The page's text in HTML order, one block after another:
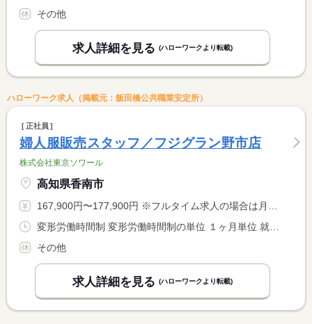
その他
求人詳細を見る (ハローワークより転載)
ハローワーク求人（掲載元：飯田橋公共職業安定所）
正社員
婦人服販売スタッフ／フジグラン野市店
株式会社東京ソワール
高知県香南市
167,900円〜177,900円 ※フルタイム求人の場合は月額（換算額）、パート求人の場合は時間額を表示しています。
変形労働時間制 変形労働時間制の単位 １ヶ月単位 就業時間１ 9時45分〜18時00分 就業時間に関する特記事項 月平均１６３．１２時間勤務
その他
求人詳細を見る (ハローワークより転載)